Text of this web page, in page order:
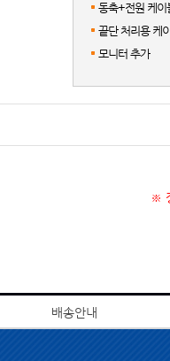
동축+전원 케이
끝단 처리용 케
모니터 추가
※
배송안내